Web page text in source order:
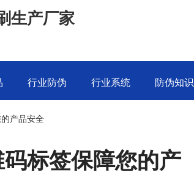
生产厂家
行业防伪 行业系统 防伪知识
产品安全
标签保障您的产